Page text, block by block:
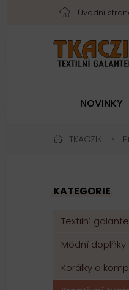
Úvodní
NOVINKY
TKACZIK
KATEGORIE
Textilní
Módní doplňky
Korálky a